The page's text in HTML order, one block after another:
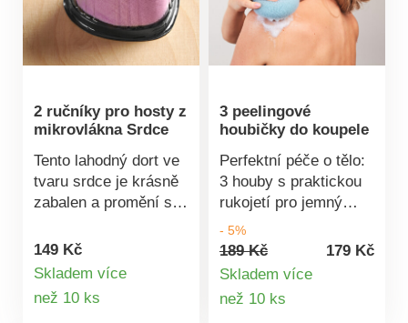
plast Bambusové víko
2 ručníky pro hosty z
mikrovlákna Srdce
Tento lahodný dort ve
tvaru srdce je krásně
zabalen a promění se
hosty. Skvělý nápad
na dárek a milé
vyrobený ze 2
149 Kč
Skladem více
než 10 ks
3 peelingové
houbičky do koupele
Perfektní péče o tělo:
3 houby s praktickou
rukojetí pro jemný
peeling. Pokožka je
vyčištěna hluboko do
pórů, dobře prokrvená
buňky jsou jemně
- 5%
189 Kč
179 Kč
Skladem více
než 10 ks